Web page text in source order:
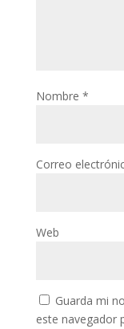
Nombre *
Correo
Web
Guarda mi
este navegador